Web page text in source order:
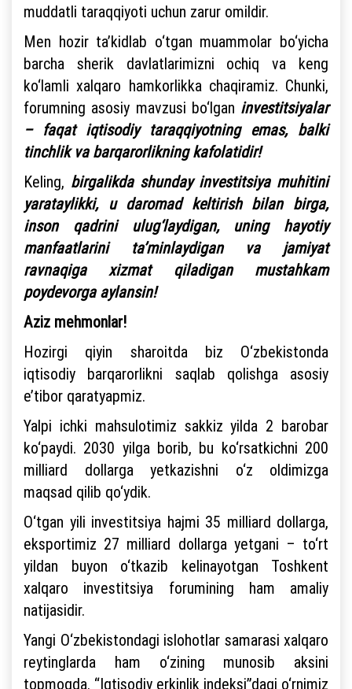
muddatli taraqqiyoti uchun zarur omildir.
Men hozir ta’kidlab o‘tgan muammolar bo‘yicha
barcha sherik davlatlarimizni ochiq va keng
ko‘lamli xalqaro hamkorlikka chaqiramiz. Chunki,
forumning asosiy mavzusi bo‘lgan investitsiyalar
– faqat iqtisodiy taraqqiyotning emas, balki
tinchlik va barqarorlikning kafolatidir!
Keling, birgalikda shunday investitsiya muhitini
yarataylikki, u daromad keltirish bilan birga,
inson qadrini ulug‘laydigan, uning hayotiy
manfaatlarini ta’minlaydigan va jamiyat
ravnaqiga xizmat qiladigan mustahkam
poydevorga aylansin!
Aziz mehmonlar!
Hozirgi qiyin sharoitda biz O‘zbekistonda
iqtisodiy barqarorlikni saqlab qolishga asosiy
e’tibor qaratyapmiz.
Yalpi ichki mahsulotimiz sakkiz yilda 2 barobar
ko‘paydi. 2030 yilga borib, bu ko‘rsatkichni 200
milliard dollarga yetkazishni o‘z oldimizga
maqsad qilib qo‘ydik.
O‘tgan yili investitsiya hajmi 35 milliard dollarga,
eksportimiz 27 milliard dollarga yetgani – to‘rt
yildan buyon o‘tkazib kelinayotgan Toshkent
xalqaro investitsiya forumining ham amaliy
natijasidir.
Yangi O‘zbekistondagi islohotlar samarasi xalqaro
reytinglarda ham o‘zining munosib aksini
topmoqda. “Iqtisodiy erkinlik indeksi”dagi o‘rnimiz